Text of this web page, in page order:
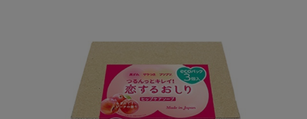
PRODUCTS
COLLECTIONS/ ブランド一覧